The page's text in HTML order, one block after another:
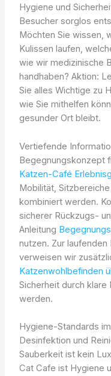
Hygiene und
Besucher sorglos
Möchten Sie wissen,
Kulissen laufen,
wie wir medizinische
handhaben? Aktion:
Sie alles Wichtige zu
wie Sie mithelfen
gesunder Ort bleibt.
Vertiefende
Begegnungskonzept
Katzen-Café
Mobilität,
kombiniert werden.
sicherer Rückzugs-
Anleitung
nutzen. Zur
verweisen wir
Katzenwohlbefinden
Sicherheit durch
werden.
Hygiene-Standards
Desinfektion und
Sauberkeit ist kein
Cat Cafe ist Hygiene